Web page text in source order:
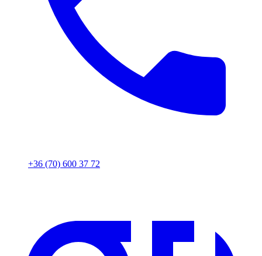
+36 (70) 600 37 72